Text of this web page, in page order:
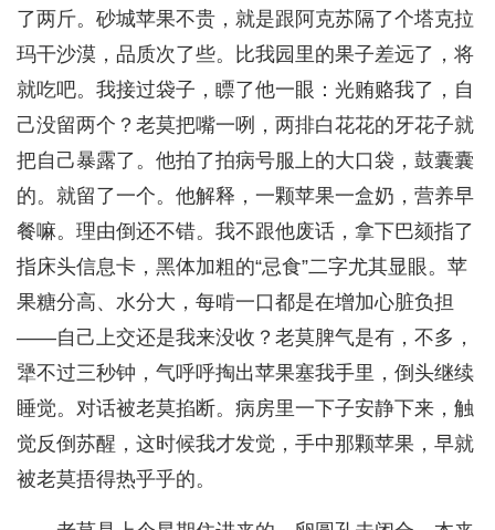
了两斤。砂城苹果不贵，就是跟阿克苏隔了个塔克拉
玛干沙漠，品质次了些。比我园里的果子差远了，将
就吃吧。我接过袋子，瞟了他一眼：光贿赂我了，自
己没留两个？老莫把嘴一咧，两排白花花的牙花子就
把自己暴露了。他拍了拍病号服上的大口袋，鼓囊囊
的。就留了一个。他解释，一颗苹果一盒奶，营养早
餐嘛。理由倒还不错。我不跟他废话，拿下巴颏指了
指床头信息卡，黑体加粗的“忌食”二字尤其显眼。苹
果糖分高、水分大，每啃一口都是在增加心脏负担
——自己上交还是我来没收？老莫脾气是有，不多，
犟不过三秒钟，气呼呼掏出苹果塞我手里，倒头继续
睡觉。对话被老莫掐断。病房里一下子安静下来，触
觉反倒苏醒，这时候我才发觉，手中那颗苹果，早就
被老莫捂得热乎乎的。